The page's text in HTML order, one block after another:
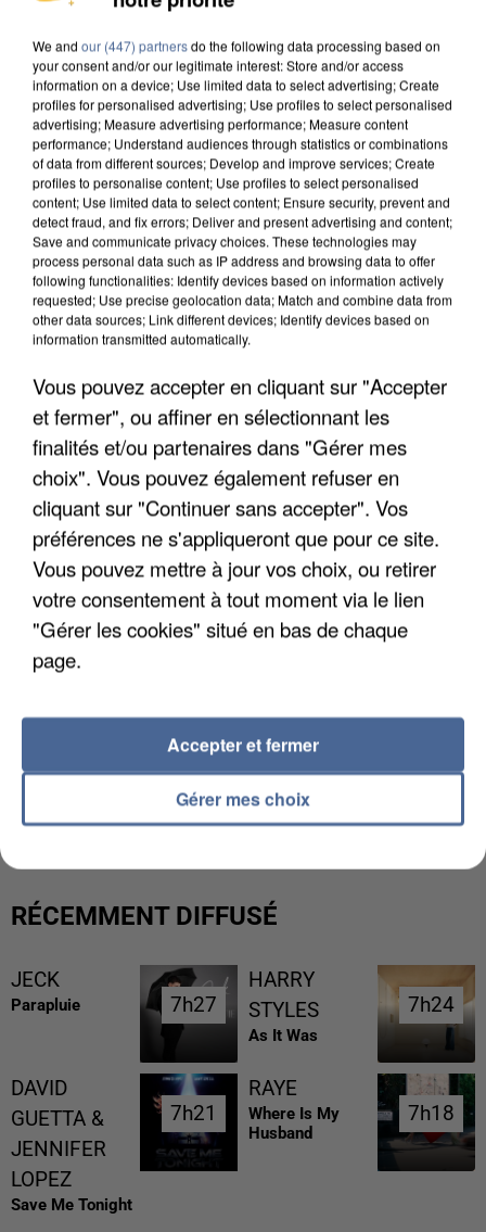
DE FAUNE SAUVAGE SONT...
L’UN DES FONDATEURS SUPPOSÉS DE LA DZ
MAFIA INTERPELLÉ EN ALGÉRIE
RÉCEMMENT DIFFUSÉ
JECK
Parapluie 7h27
7h27
HARRY
STYLES
As It Was
7h24
7h24
DAVID
GUETTA &
JENNIFER
LOPEZ
Save Me Tonight
7h21
7h21
RAYE
Where Is My
Husband
7h18
7h18
We and our (447) partnersdo the following data processing based on
your consent and/or our legitimate interest: Store and/or access
information on a device; Use limited data to select advertising; Create
profiles for personalised advertising; Use profiles to select personalised
advertising; Measure advertising performance; Measure content
performance; Understand audiences through statistics or combinations
of data from different sources; Develop and improve services; Create
profiles to personalise content; Use profiles to select personalised
content; Use limited data to select content; Ensure security, prevent and
detect fraud, and fix errors; Deliver and present advertising and content;
Save and communicate privacy choices. These technologies may
process personal data such as IP address and browsing data to offer
following functionalities: Identify devices based on information actively
requested; Use precise geolocation data; Match and combine data from
other data sources; Link different devices; Identify devices based on
information transmitted automatically.
Vous pouvez accepter en cliquant sur "Accepter
et fermer", ou affiner en sélectionnant les
finalités et/ou partenaires dans "Gérer mes
choix". Vous pouvez également refuser en
cliquant sur "Continuer sans accepter". Vos
préférences ne s'appliqueront que pour ce site.
Vous pouvez mettre à jour vos choix, ou retirer
votre consentement à tout moment via le lien
"Gérer les cookies" situé en bas de chaque
page.
Gérer mes choix
Accepter et fermer